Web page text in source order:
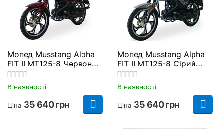
Мопед Musstang Alpha
FIT II MT125-8 Червоний
Повітряне
В наявності
Ціна 35 640 грн
Мопед Musstang Alpha
FIT II MT125-8 Сірий
Повітряне
В наявності
Ціна 35 640 грн